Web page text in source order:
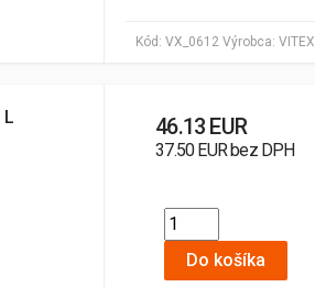
Kód: VX_0612 Výrobca: VITEX
46.13 EUR
37.50 EUR bez DPH
Do košíka